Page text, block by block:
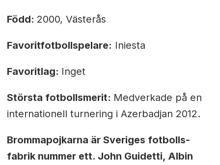
Född: 2000, Västerås
Favoritfotbollspelare: Iniesta
Favoritlag: Inget
Största fotbollsmerit: Medverkade på en
internationell turnering i Azerbadjan 2012.
Brommapojkarna är Sveriges fotbolls-
fabrik nummer ett. John Guidetti, Albin